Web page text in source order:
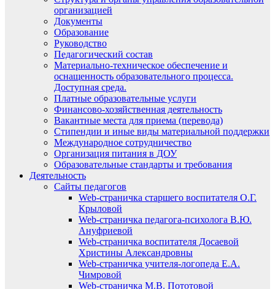
организацией
Документы
Образование
Руководство
Педагогический состав
Материально-техническое обеспечение и
оснащенность образовательного процесса.
Доступная среда.
Платные образовательные услуги
Финансово-хозяйственная деятельность
Вакантные места для приема (перевода)
Стипендии и иные виды материальной поддержки
Международное сотрудничество
Организация питания в ДОУ
Образовательные стандарты и требования
Деятельность
Сайты педагогов
Web-страничка старшего воспитателя О.Г.
Крыловой
Web-страничка педагога-психолога В.Ю.
Ануфриевой
Web-страничка воспитателя Досаевой
Христины Александровны
Web-страничка учителя-логопеда Е.А.
Чимровой
Web-страничка М.В. Пототовой